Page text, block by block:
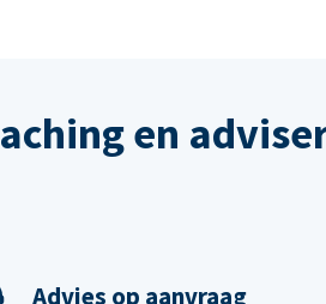
en
Advies op aanvraag